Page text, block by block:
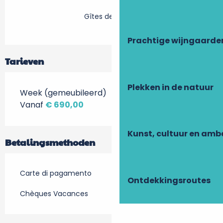
Prachtige
Plekken in de natuur
Kunst, cultuur en
Ontdekkingsroutes
Gîtes de France
Tarieven
Week (gemeubileerd)
Vanaf € 690,00
Betalingsmethoden
Carte di pagamento
Chèques Vacances